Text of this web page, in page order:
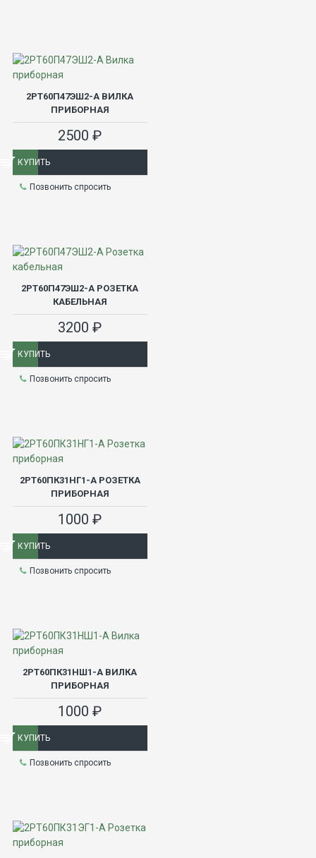
2РТ60П47ЭШ2-А ВИЛКА
ПРИБОРНАЯ
2500 ₽
КУПИТЬ
Позвонить спросить
2РТ60П47ЭШ2-А РОЗЕТКА
КАБЕЛЬНАЯ
3200 ₽
КУПИТЬ
Позвонить спросить
2РТ60ПК31НГ1-А РОЗЕТКА
ПРИБОРНАЯ
1000 ₽
КУПИТЬ
Позвонить спросить
2РТ60ПК31НШ1-А ВИЛКА
ПРИБОРНАЯ
1000 ₽
КУПИТЬ
Позвонить спросить